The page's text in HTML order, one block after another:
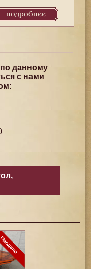
подробнее
данному
с нами
,